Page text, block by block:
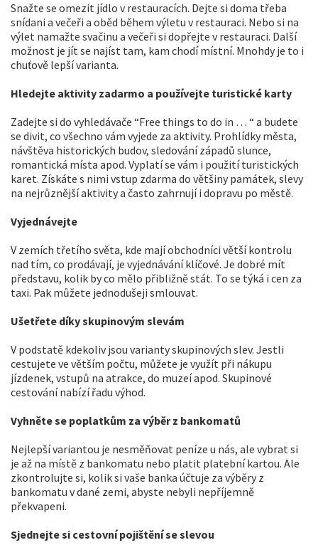
Snažte se omezit jídlo v restauracích. Dejte si doma třeba
snídani a večeři a oběd během výletu v restauraci. Nebo si na
výlet namažte svačinu a večeři si dopřejte v restauraci. Další
možnost je jít se najíst tam, kam chodí místní. Mnohdy je to i
chuťově lepší varianta.
Hledejte aktivity zadarmo a používejte turistické karty
Zadejte si do vyhledávače “Free things to do in … “ a budete
se divit, co všechno vám vyjede za aktivity. Prohlídky města,
návštěva historických budov, sledování západů slunce,
romantická místa apod. Vyplatí se vám i použití turistických
karet. Získáte s nimi vstup zdarma do většiny památek, slevy
na nejrůznější aktivity a často zahrnují i dopravu po městě.
Vyjednávejte
V zemích třetího světa, kde mají obchodníci větší kontrolu
nad tím, co prodávají, je vyjednávání klíčové. Je dobré mít
představu, kolik by co mělo přibližně stát. To se týká i cen za
taxi. Pak můžete jednodušeji smlouvat.
Ušetřete díky skupinovým slevám
V podstatě kdekoliv jsou varianty skupinových slev. Jestli
cestujete ve větším počtu, můžete je využít při nákupu
jízdenek, vstupů na atrakce, do muzeí apod. Skupinové
cestování nabízí řadu výhod.
Vyhněte se poplatkům za výběr z bankomatů
Nejlepší variantou je nesměňovat peníze u nás, ale vybrat si
je až na místě z bankomatu nebo platit platební kartou. Ale
zkontrolujte si, kolik si vaše banka účtuje za výběry z
bankomatu v dané zemi, abyste nebyli nepříjemně
překvapeni.
Sjednejte si cestovní pojištění se slevou